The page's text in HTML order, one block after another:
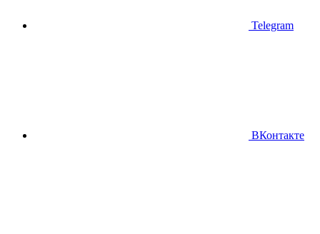
Telegram
ВКонтакте